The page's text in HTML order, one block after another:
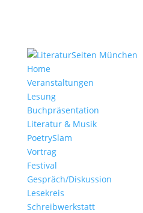
Home
Veranstaltungen
Lesung
Buchpräsentation
Literatur & Musik
PoetrySlam
Vortrag
Festival
Gespräch/Diskussion
Lesekreis
Schreibwerkstatt